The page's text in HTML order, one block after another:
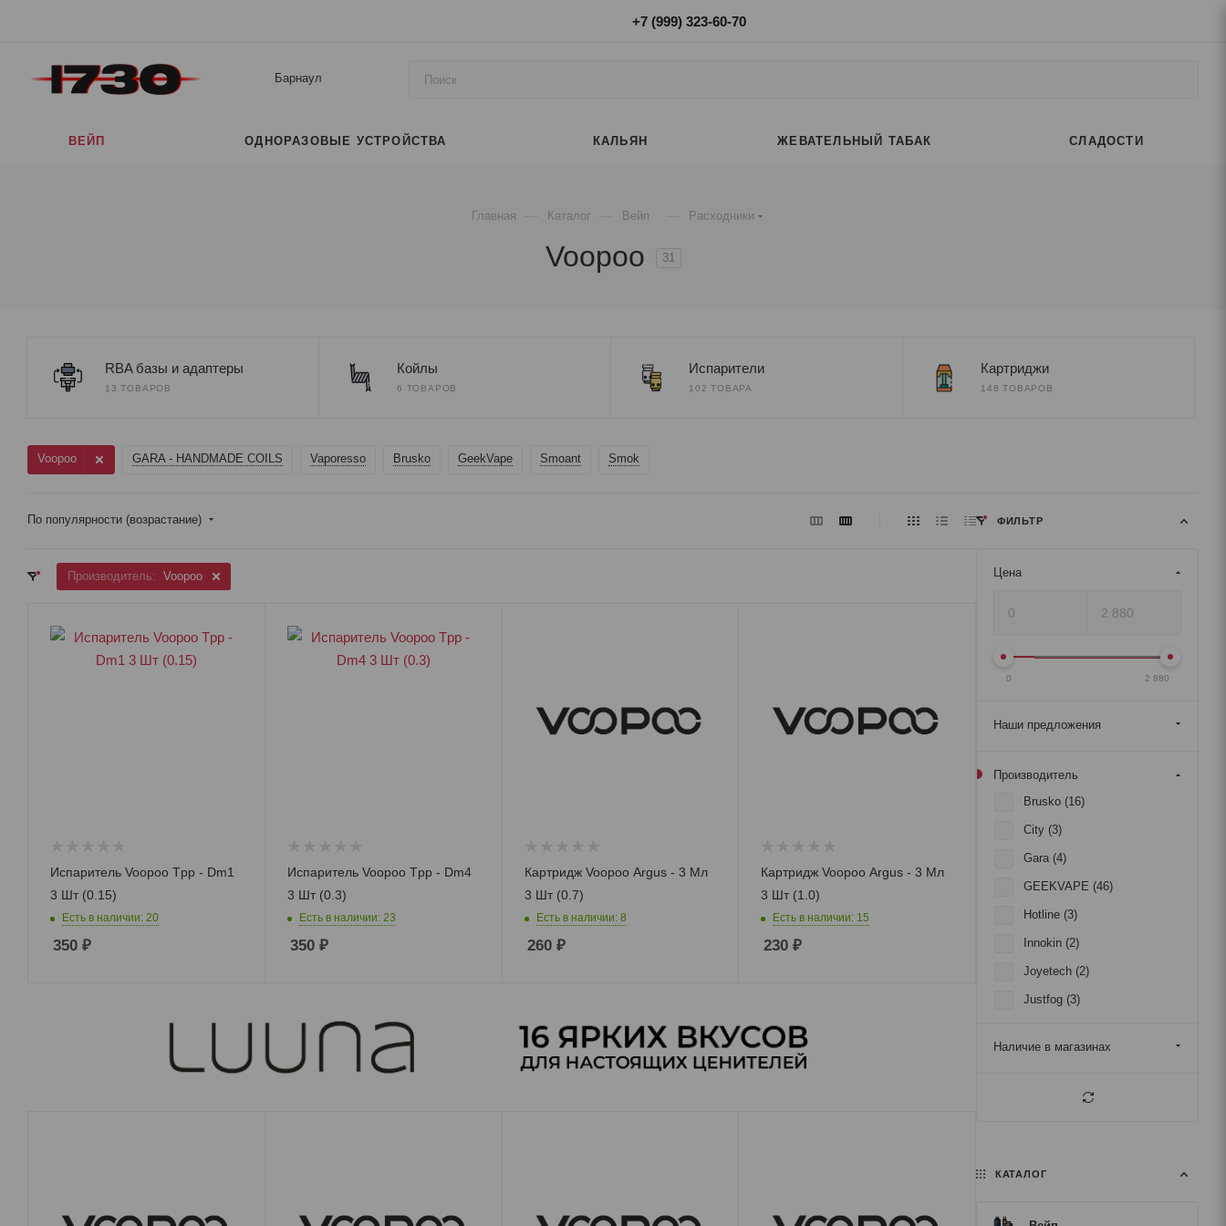
+7 (999) 323-60-70
Барнаул
ВЕЙП ОДНОРАЗОВЫЕ УСТРОЙСТВА КАЛЬЯН ЖЕВАТЕЛЬНЫЙ ТАБАК СЛАДОСТИ
Главная Каталог Вейп Расходники
Voopoo 31
RBA базы и адаптеры
13 ТОВАРОВ
Койлы
6 ТОВАРОВ
Испарители
102 ТОВАРА
Картриджи
148 ТОВАРОВ
GARA - HANDMADE COILS Vaporesso
Voopoo Brusko GeekVape Smoant Smok
По популярности (возрастание)
Производитель: Voopoo
Испаритель Voopoo Tpp - Dm1
3 Шт (0.15)
Есть в наличии: 20
350 ₽
Испаритель Voopoo Tpp - Dm4
3 Шт (0.3)
Есть в наличии: 23
350₽
Картридж Voopoo Argus - 3 Мл
3 Шт (0.7)
Есть в наличии: 8
260₽
Картридж Voopoo Argus - 3 Мл
3 Шт (1.0)
Есть в наличии: 15
230 ₽
ФИЛЬТР
Цена
0 2 880
Наши предложения
Производитель
Brusko (16)
City (3)
Gara (4)
GEEKVAPE (46)
Hotline (3)
Innokin (2)
Joyetech (2)
Justfog (3)
Parfox (
Наличие в магазинах
КАТАЛОГ